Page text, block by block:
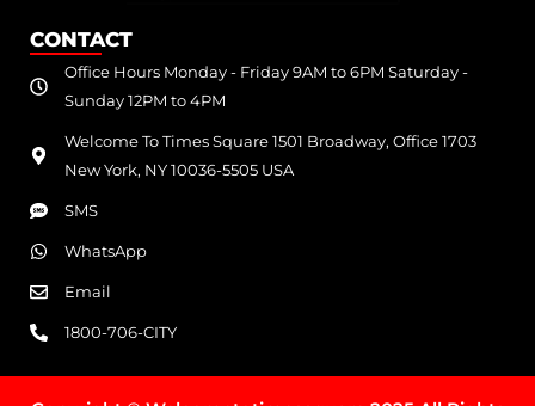
CONTACT
Office Hours Monday - Friday 9AM to 6PM Saturday -
Sunday 12PM to 4PM
Welcome To Times Square 1501 Broadway, Office 1703
New York, NY 10036-5505 USA
SMS
WhatsApp
Email
1800-706-CITY